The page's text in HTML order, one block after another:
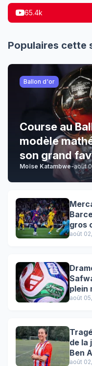
65.4k
Populaires cette
Ballon d'or
Course au
modèle
son grand
Moïse Katambwe-août
gros
août
plein
août
de la
Ben
août